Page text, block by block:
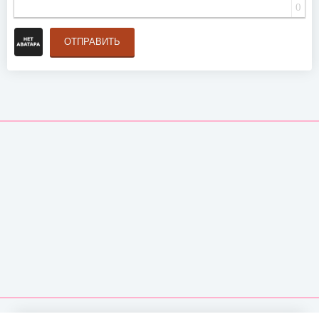
0
ОТПРАВИТЬ